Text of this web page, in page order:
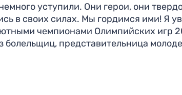
уступили. Они герои, они
в своих силах. Мы гордимся ими! Я
чемпионами Олимпийских игр
представительница